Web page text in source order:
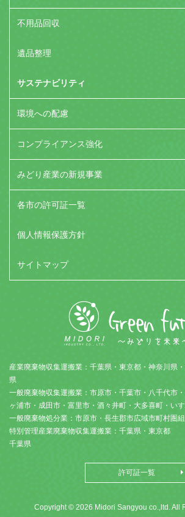
不用品回収
遺品整理
サステナビリティ
環境への配慮
コンプライアンス強化
みどり産業の新規事業
各市の許可証一覧
個人情報保護方針
サイトマップ
産業廃棄物収集運搬業：千葉県・東京都・神奈川県
県
一般廃棄物収集運搬業：市原市・千葉市・八千代市
ヶ浦市・成田市・富里市・酒々井町・大多喜町・い
一般廃棄物処分業：市原市・長生郡市広域市町村圏
特別管理産業廃棄物収集運搬業：千葉県・東京
千葉県
許可証一覧
Copyright © 2026 Midori Sangyou co.,ltd. All